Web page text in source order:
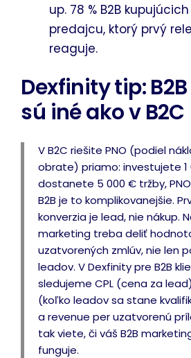
up. 78 % B2B
predajcu, ktorý prvý
reaguje.
Dexfinity tip: B2B
sú iné ako v B2C
V B2C riešite PNO (podiel
obrate) priamo: investujete 1
dostanete 5 000 € tržby, PNO
B2B je to komplikovanejšie.
konverzia je lead, nie nákup.
marketing treba deliť
uzatvorených zmlúv, nie len
leadov. V Dexfinity pre B2B
sledujeme CPL (cena za
(koľko leadov sa stane
a revenue per uzatvorenú
tak viete, či váš B2B
funguje.